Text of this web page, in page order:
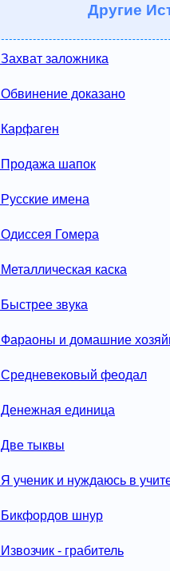
Другие
Захват заложника
Обвинение доказано
Карфаген
Продажа шапок
Русские имена
Одиссея Гомера
Металлическая каска
Быстрее звука
Фараоны и домашние
Средневековый феодал
Денежная единица
Две тыквы
Я ученик и нуждаюсь в
Бикфордов шнур
Извозчик - грабитель